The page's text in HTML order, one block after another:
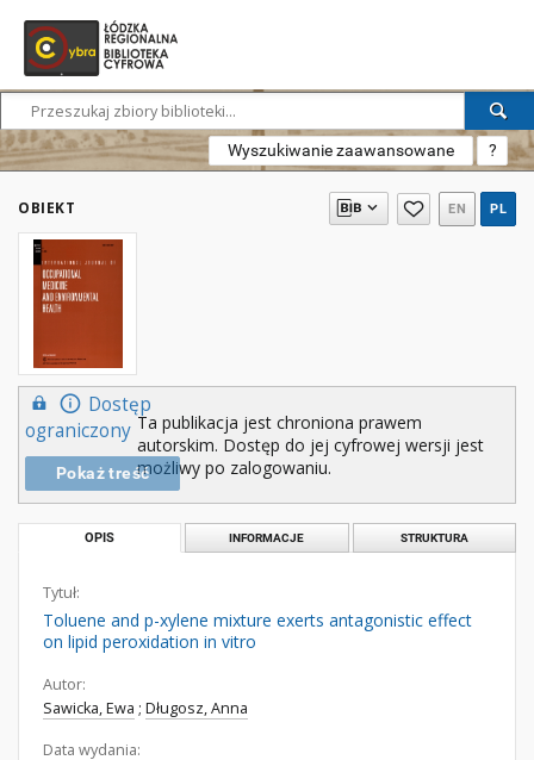
Wyszukiwanie zaawansowane ?
OBIEKT EN PL
Dostęp
ograniczony
Pokaż treść
Ta publikacja jest chroniona prawem
autorskim. Dostęp do jej cyfrowej wersji jest
możliwy po zalogowaniu.
OPIS INFORMACJE STRUKTURA
Tytuł:
Toluene and p-xylene mixture exerts antagonistic effect
on lipid peroxidation in vitro
Autor:
Sawicka, Ewa ; Długosz, Anna
Data wydania: